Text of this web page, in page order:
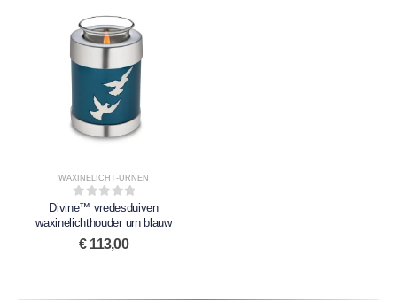
WAXINELICHT-URNEN
0out of 5
Divine™ vredesduiven
waxinelichthouder urn blauw
€113,00